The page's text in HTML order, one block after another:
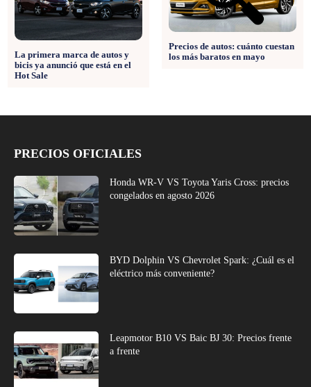
La primera marca de autos y
bicis ya anunció que está en el
Hot Sale
Precios de autos: cuánto cuestan
los más baratos en mayo
PRECIOS OFICIALES
Honda WR-V VS Toyota Yaris Cross: precios
congelados en agosto 2026
BYD Dolphin VS Chevrolet Spark: ¿Cuál es el
eléctrico más conveniente?
Leapmotor B10 VS Baic BJ 30: Precios frente
a frente